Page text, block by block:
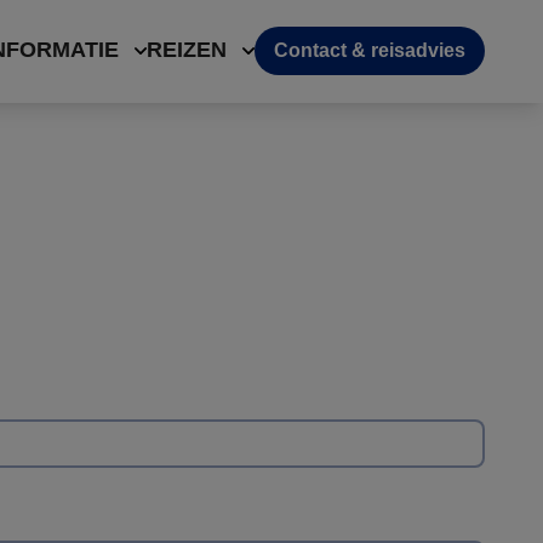
REIZEN Contact & reisadvies